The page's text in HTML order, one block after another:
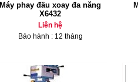
Máy phay đầu xoay đa năng
X6432
Liên hệ
Bảo hành : 12 tháng